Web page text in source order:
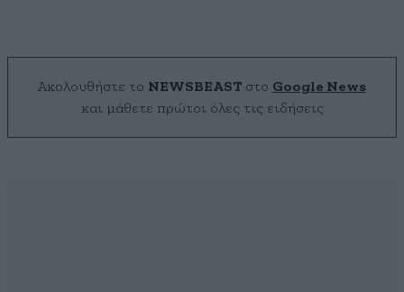
Ακολουθήστε το NEWSBEAST στο Google News
και μάθετε πρώτοι όλες τις ειδήσεις